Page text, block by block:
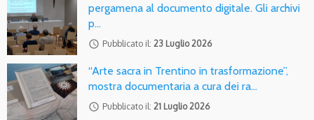
pergamena al documento digitale. Gli archivi
p…
access_time Pubblicato il: 23 Luglio 2026
“Arte sacra in Trentino in trasformazione”,
mostra documentaria a cura dei ra…
access_time Pubblicato il: 21 Luglio 2026